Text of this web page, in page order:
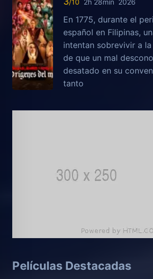
2h 28min 2026
En 1775, durante el
español en Filipinas,
intentan sobrevivir a
de que un mal
desatado en su
tanto
Películas Destacadas